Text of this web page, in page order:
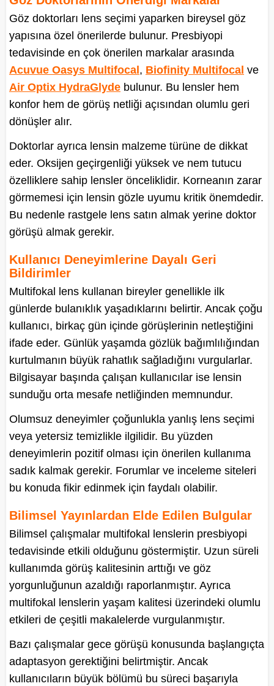
Göz doktorları lens seçimi yaparken bireysel göz
yapısına özel önerilerde bulunur. Presbiyopi
tedavisinde en çok önerilen markalar arasında
Acuvue Oasys Multifocal , Biofinity Multifocal ve
Air Optix HydraGlyde bulunur. Bu lensler hem
konfor hem de görüş netliği açısından olumlu geri
dönüşler alır.
Doktorlar ayrıca lensin malzeme türüne de dikkat
eder. Oksijen geçirgenliği yüksek ve nem tutucu
özelliklere sahip lensler önceliklidir. Korneanın zarar
görmemesi için lensin gözle uyumu kritik önemdedir.
Bu nedenle rastgele lens satın almak yerine doktor
görüşü almak gerekir.
Kullanıcı Deneyimlerine Dayalı Geri
Bildirimler
Multifokal lens kullanan bireyler genellikle ilk
günlerde bulanıklık yaşadıklarını belirtir. Ancak çoğu
kullanıcı, birkaç gün içinde görüşlerinin netleştiğini
ifade eder. Günlük yaşamda gözlük bağımlılığından
kurtulmanın büyük rahatlık sağladığını vurgularlar.
Bilgisayar başında çalışan kullanıcılar ise lensin
sunduğu orta mesafe netliğinden memnundur.
Olumsuz deneyimler çoğunlukla yanlış lens seçimi
veya yetersiz temizlikle ilgilidir. Bu yüzden
deneyimlerin pozitif olması için önerilen kullanıma
sadık kalmak gerekir. Forumlar ve inceleme siteleri
bu konuda fikir edinmek için faydalı olabilir.
Bilimsel Yayınlardan Elde Edilen Bulgular
Bilimsel çalışmalar multifokal lenslerin presbiyopi
tedavisinde etkili olduğunu göstermiştir. Uzun süreli
kullanımda görüş kalitesinin arttığı ve göz
yorgunluğunun azaldığı raporlanmıştır. Ayrıca
multifokal lenslerin yaşam kalitesi üzerindeki olumlu
etkileri de çeşitli makalelerde vurgulanmıştır.
Bazı çalışmalar gece görüşü konusunda başlangıçta
adaptasyon gerektiğini belirtmiştir. Ancak
kullanıcıların büyük bölümü bu süreci başarıyla